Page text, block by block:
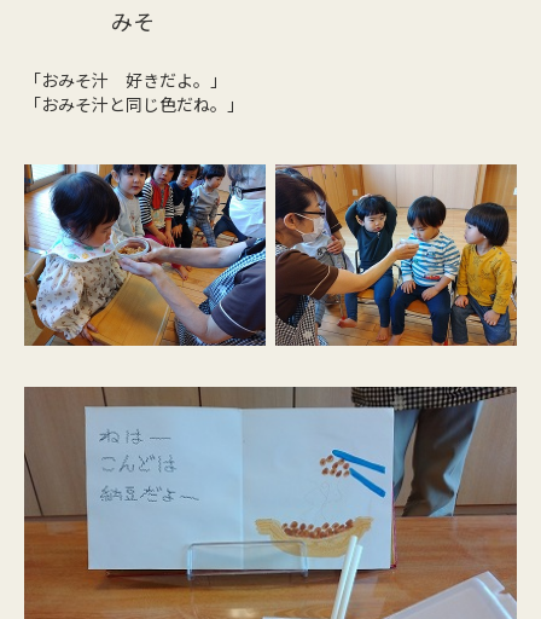
みそ
「おみそ汁 好きだよ。」
「おみそ汁と同じ色だね。」